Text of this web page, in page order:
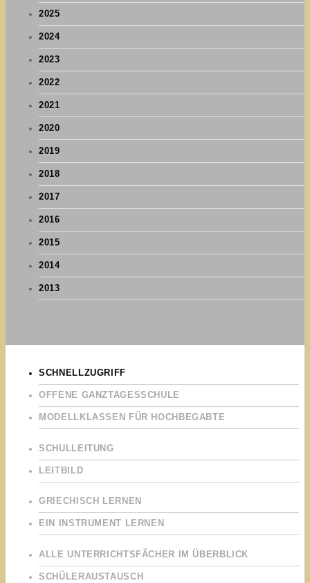
2025
2024
2023
2022
2021
2020
2019
2018
2017
2016
2015
2014
2013
SCHNELLZUGRIFF
OFFENE GANZTAGESSCHULE
MODELLKLASSEN FÜR HOCHBEGABTE
SCHULLEITUNG
LEITBILD
GRIECHISCH LERNEN
EIN INSTRUMENT LERNEN
ALLE UNTERRICHTSFÄCHER IM ÜBERBLICK
SCHÜLERAUSTAUSCH